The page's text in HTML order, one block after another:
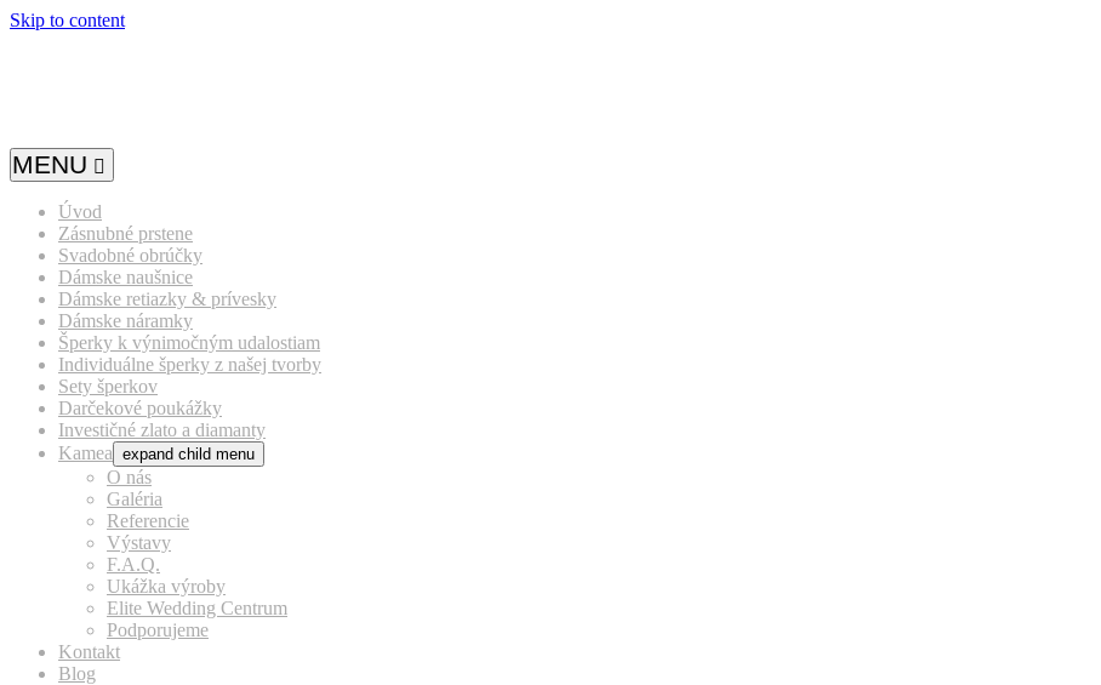
Skip to content
MENU
Úvod
Zásnubné prstene
Svadobné obrúčky
Dámske naušnice
Dámske retiazky & prívesky
Dámske náramky
Šperky k výnimočným udalostiam
Individuálne šperky z našej tvorby
Sety šperkov
Darčekové poukážky
Investičné zlato a diamanty
Kamea expand child menu
O nás
Galéria
Referencie
Výstavy
F.A.Q.
Ukážka výroby
Elite Wedding Centrum
Podporujeme
Kontakt
Blog